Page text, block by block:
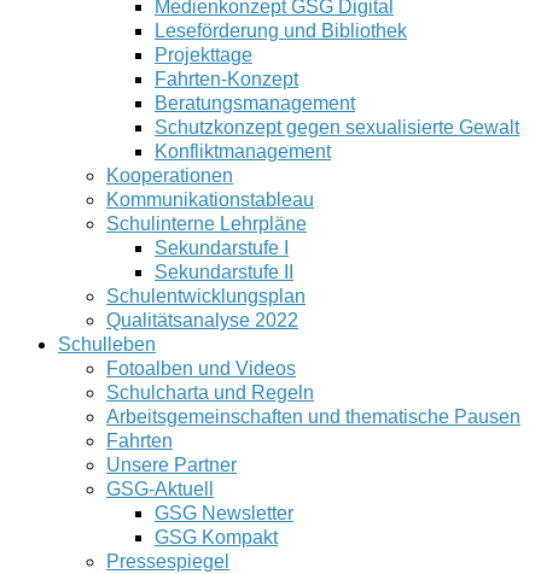
Medienkonzept GSG Digital
Leseförderung und Bibliothek
Projekttage
Fahrten-Konzept
Beratungsmanagement
Schutzkonzept gegen sexualisierte Gewalt
Konfliktmanagement
Kooperationen
Kommunikationstableau
Schulinterne Lehrpläne
Sekundarstufe I
Sekundarstufe II
Schulentwicklungsplan
Qualitätsanalyse 2022
Schulleben
Fotoalben und Videos
Schulcharta und Regeln
Arbeitsgemeinschaften und thematische Pausen
Fahrten
Unsere Partner
GSG-Aktuell
GSG Newsletter
GSG Kompakt
Pressespiegel